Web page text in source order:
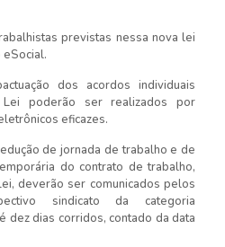
previstas nessa nova lei
dos acordos individuais
poderão ser realizados por
eficazes.
de jornada de trabalho e de
do contrato de trabalho,
deverão ser comunicados pelos
sindicato da categoria
dez dias corridos, contado da data